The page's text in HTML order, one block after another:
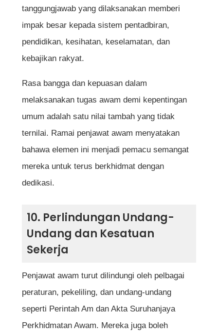
tanggungjawab yang dilaksanakan memberi
impak besar kepada sistem pentadbiran,
pendidikan, kesihatan, keselamatan, dan
kebajikan rakyat.
Rasa bangga dan kepuasan dalam
melaksanakan tugas awam demi kepentingan
umum adalah satu nilai tambah yang tidak
ternilai. Ramai penjawat awam menyatakan
bahawa elemen ini menjadi pemacu semangat
mereka untuk terus berkhidmat dengan
dedikasi.
10. Perlindungan Undang-
Undang dan Kesatuan
Sekerja
Penjawat awam turut dilindungi oleh pelbagai
peraturan, pekeliling, dan undang-undang
seperti Perintah Am dan Akta Suruhanjaya
Perkhidmatan Awam. Mereka juga boleh